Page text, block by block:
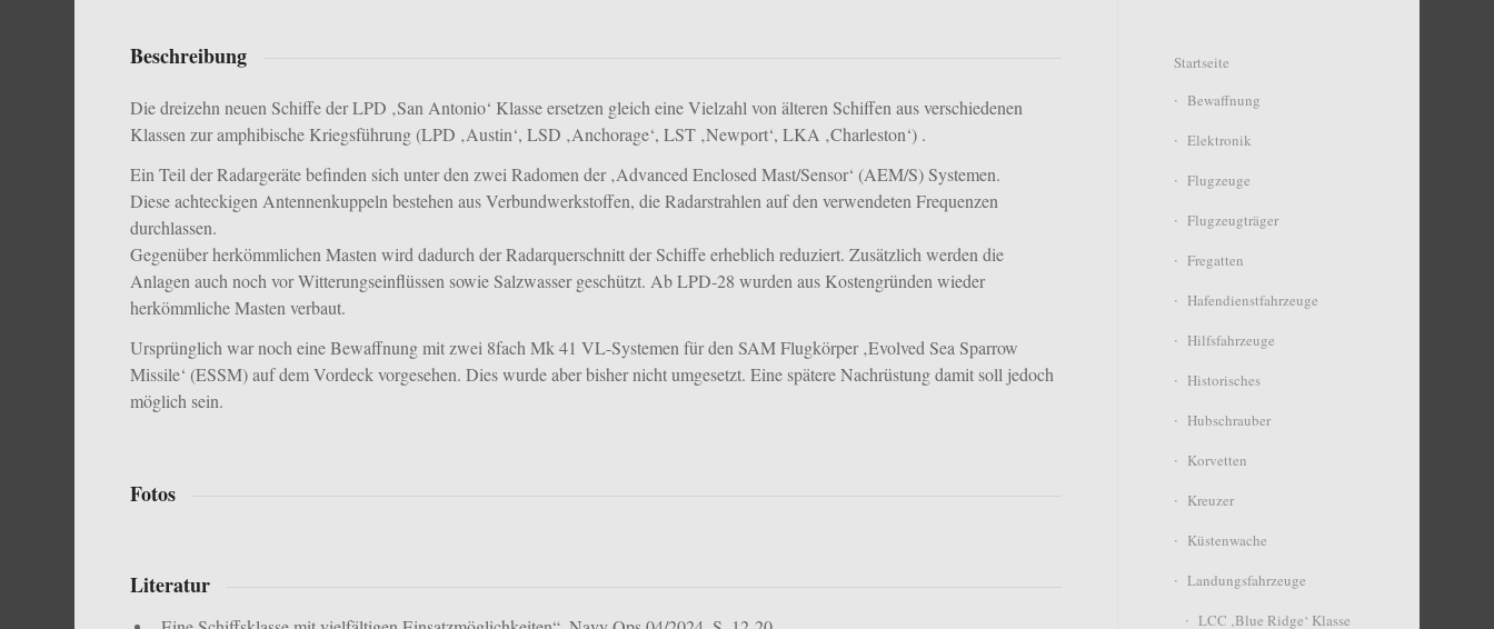
Beschreibung
Die dreizehn neuen Schiffe der LPD ‚San Antonio‘ Klasse ersetzen gleich eine Vielzahl von älteren Schiffen aus verschiedenen
Klassen zur amphibische Kriegsführung (LPD ‚Austin‘, LSD ‚Anchorage‘, LST ‚Newport‘, LKA ‚Charleston‘) .
Ein Teil der Radargeräte befinden sich unter den zwei Radomen der ‚Advanced Enclosed Mast/Sensor‘ (AEM/S) Systemen.
Diese achteckigen Antennenkuppeln bestehen aus Verbundwerkstoffen, die Radarstrahlen auf den verwendeten Frequenzen
durchlassen.
Gegenüber herkömmlichen Masten wird dadurch der Radarquerschnitt der Schiffe erheblich reduziert. Zusätzlich werden die
Anlagen auch noch vor Witterungseinflüssen sowie Salzwasser geschützt. Ab LPD-28 wurden aus Kostengründen wieder
herkömmliche Masten verbaut.
Ursprünglich war noch eine Bewaffnung mit zwei 8fach Mk 41 VL-Systemen für den SAM Flugkörper ‚Evolved Sea Sparrow
Missile‘ (ESSM) auf dem Vordeck vorgesehen. Dies wurde aber bisher nicht umgesetzt. Eine spätere Nachrüstung damit soll jedoch
möglich sein.
Fotos
Literatur
Startseite
Bewaffnung
Elektronik
Flugzeuge
Flugzeugträger
Fregatten
Hafendienstfahrzeuge
Hilfsfahrzeuge
Historisches
Hubschrauber
Korvetten
Kreuzer
Küstenwache
Landungsfahrzeuge
LCC ‚Blue Ridge‘ Klasse